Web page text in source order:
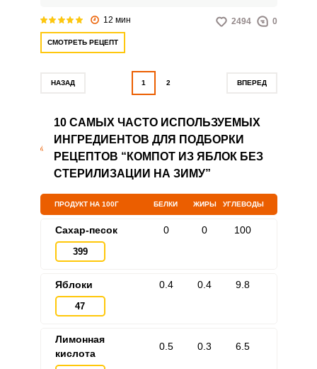
12 мин 2494 0
СМОТРЕТЬ РЕЦЕПТ
НАЗАД 1 2 ВПЕРЕД
10 САМЫХ ЧАСТО ИСПОЛЬЗУЕМЫХ
ИНГРЕДИЕНТОВ ДЛЯ ПОДБОРКИ
РЕЦЕПТОВ “КОМПОТ ИЗ ЯБЛОК БЕЗ
СТЕРИЛИЗАЦИИ НА ЗИМУ”
ПРОДУКТ НА 100Г БЕЛКИ ЖИРЫ УГЛЕВОДЫ
Сахар-песок
399
0 0 100
Яблоки
47
0.4 0.4 9.8
Лимонная
кислота
0.5 0.3 6.5